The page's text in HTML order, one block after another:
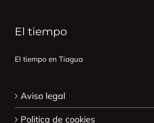
El tiempo
El tiempo en Tiagua
Aviso legal
Politica de cookies